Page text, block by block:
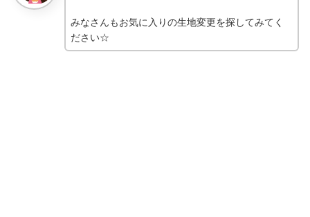
みなさんもお気に入りの生地変更を探してみてく
ださい☆